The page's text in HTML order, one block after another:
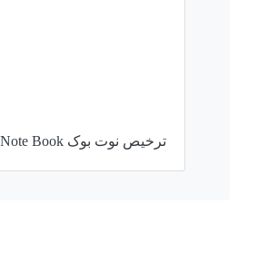
ترخیص نوت بوک Note Book از گمرک